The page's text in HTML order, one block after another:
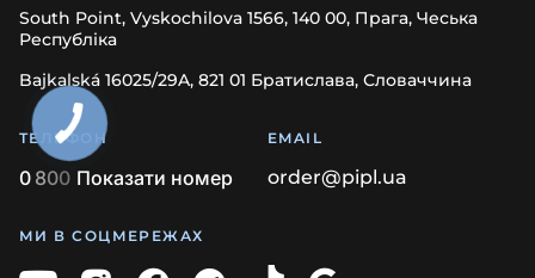
South Point, Vyskochilova 1566, 140 00, Прага, Чеська
Республіка
Bajkalská 16025/29A, 821 01 Братислава, Словаччина
ТЕЛЕФОН
0 800 Показати номер
EMAIL
order@pipl.ua
МИ В СОЦМЕРЕЖАХ